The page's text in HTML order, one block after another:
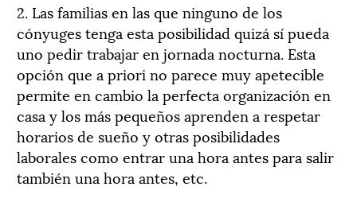
2. Las familias en las que ninguno de los
cónyuges tenga esta posibilidad quizá sí pueda
uno pedir trabajar en jornada nocturna. Esta
opción que a priori no parece muy apetecible
permite en cambio la perfecta organización en
casa y los más pequeños aprenden a respetar
horarios de sueño y otras posibilidades
laborales como entrar una hora antes para salir
también una hora antes, etc.